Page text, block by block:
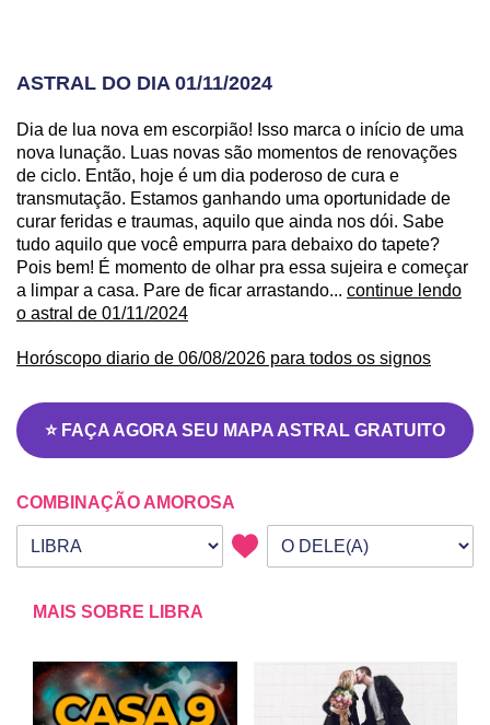
ASTRAL DO DIA 01/11/2024
Dia de lua nova em escorpião! Isso marca o início de uma
nova lunação. Luas novas são momentos de renovações
de ciclo. Então, hoje é um dia poderoso de cura e
transmutação. Estamos ganhando uma oportunidade de
curar feridas e traumas, aquilo que ainda nos dói. Sabe
tudo aquilo que você empurra para debaixo do tapete?
Pois bem! É momento de olhar pra essa sujeira e começar
a limpar a casa. Pare de ficar arrastando... continue lendo
o astral de 01/11/2024
Horóscopo diario de 06/08/2026 para todos os signos
⭐ FAÇA AGORA SEU MAPA ASTRAL GRATUITO
COMBINAÇÃO AMOROSA
Seu signo
Signo da outra pessoa
MAIS SOBRE LIBRA